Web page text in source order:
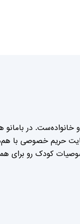
در بامانو
حریم خصوصی با
کودک رو برای